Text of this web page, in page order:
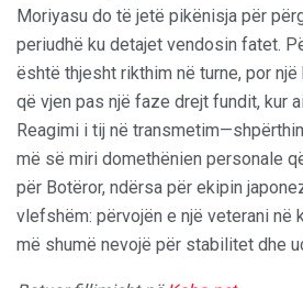
Moriyasu do të jetë pikënisja për
periudhë ku detajet vendosin fatet.
është thjesht rikthim në turne, por
që vjen pas një faze drejt fundit, kur
Reagimi i tij në
më së miri domethënien personale
për Botëror, ndërsa për ekipin
vlefshëm: përvojën e një veterani në
më shumë nevojë për stabilitet dhe